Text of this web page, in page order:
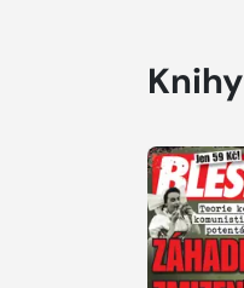
Knihy